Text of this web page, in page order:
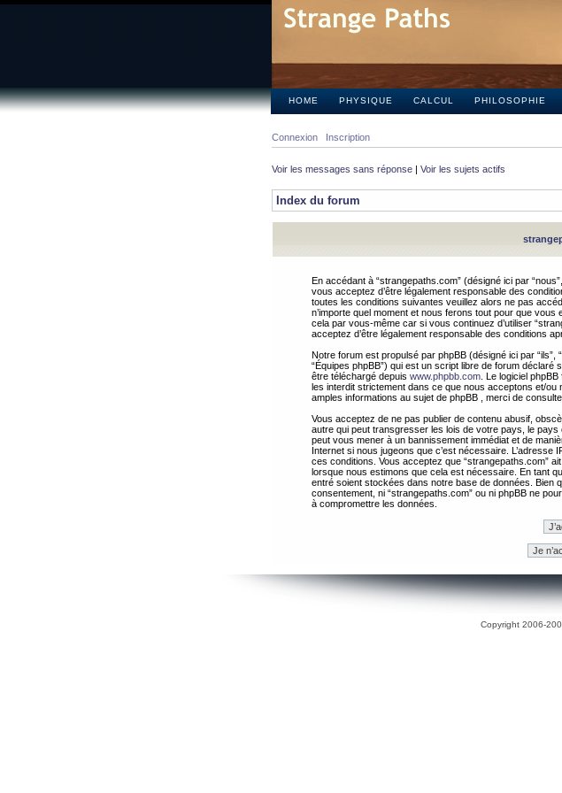
HOME PHYSIQUE CALCUL PHILOSOPHIE
Connexion Inscription
Voir les messages sans réponse | Voir les sujets actifs
Index du forum
En accédant à “strangepaths.com” (désigné ici par
vous acceptez d’être légalement responsable des
toutes les conditions suivantes veuillez alors ne pas
n’importe quel moment et nous ferons tout pour que
cela par vous-même car si vous continuez d’utiliser
acceptez d’être légalement responsable des conditions
Notre forum est propulsé par phpBB (désigné ici par “ils”,
“Équipes phpBB”) qui est un script libre de forum déclaré
être téléchargé depuis www.phpbb.com . Le logiciel
les interdit strictement dans ce que nous acceptons et/ou
amples informations au sujet de phpBB , merci de
Vous acceptez de ne pas publier de contenu abusif,
autre qui peut transgresser les lois de votre pays, le
peut vous mener à un bannissement immédiat et de
Internet si nous jugeons que c’est nécessaire.
ces conditions. Vous acceptez que “strangepaths.com”
lorsque nous estimons que cela est nécessaire. En tant
entré soient stockées dans notre base de données. Bien
consentement, ni “strangepaths.com” ou ni phpBB ne
à compromettre les données.
Copyright 2006-